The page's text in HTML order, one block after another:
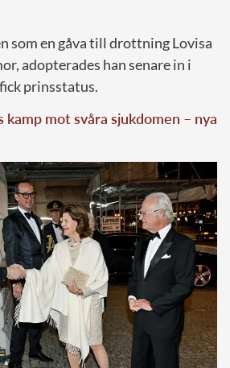
som en gåva till drottning Lovisa
adopterades han senare in i
prinsstatus.
kamp mot svåra sjukdomen – nya